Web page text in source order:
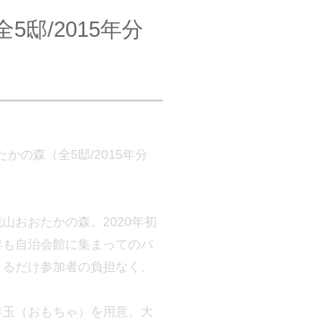
5邸/2015年分
かの森（全5邸/2015年分
おおたかの森。2020年初
自治会館に集まってのパ
だけ参加者の負担なく、
（おもちゃ）を用意。大